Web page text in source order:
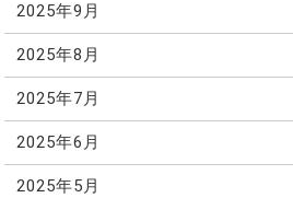
2025年9月
2025年8月
2025年7月
2025年6月
2025年5月